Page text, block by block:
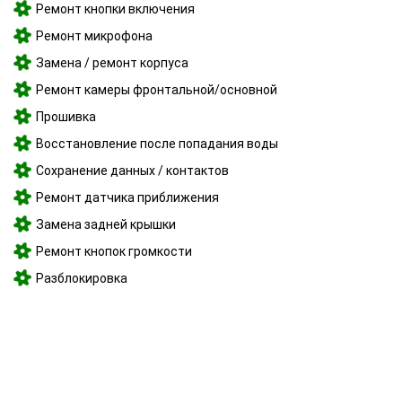
Ремонт кнопки включения
Ремонт микрофона
Замена / ремонт корпуса
Ремонт камеры фронтальной/основной
Прошивка
Восстановление после попадания воды
Сохранение данных / контактов
Ремонт датчика приближения
Замена задней крышки
Ремонт кнопок громкости
Разблокировка